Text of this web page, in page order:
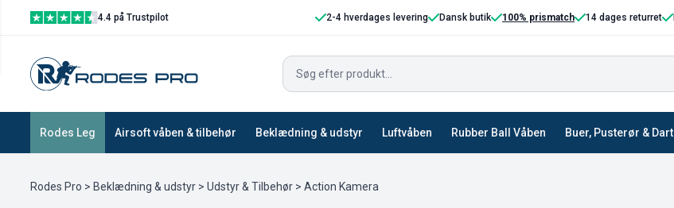
4.4 på Trustpilot 2-4 hverdages levering Dansk butik 100% prismatch 14 dages returret
Rodes Leg Airsoft våben & tilbehør Beklædning & udstyr Luftvåben Rubber Ball Våben Buer, Pusterør & Dart
Vis filtre
Rodes Pro > Beklædning & udstyr > Udstyr & Tilbehør > Action Kamera